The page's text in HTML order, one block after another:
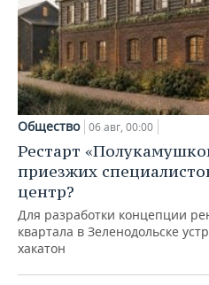
Общество 06 авг, 00:00
Рестарт
приезжих
центр?
Для разработки концепции
квартала в Зеленодольске
хакатон